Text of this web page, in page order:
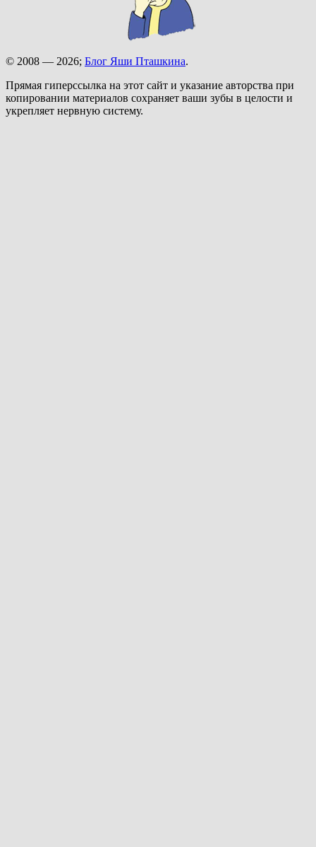
© 2008 — 2026; Блог Яши Пташкина.
Прямая гиперссылка на этот сайт и указание авторства при
копировании материалов сохраняет ваши зубы в целости и
укрепляет нервную систему.